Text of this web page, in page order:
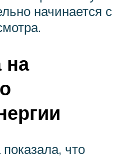
начинается с
на
что